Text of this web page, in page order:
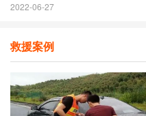
2022-06-27
救援案例